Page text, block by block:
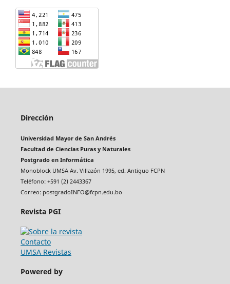
Dirección
Universidad Mayor de San Andrés
Facultad de Ciencias Puras y Naturales
Postgrado en Informática
Monoblock UMSA Av. Villazón 1995, ed. Antiguo FCPN
Teléfono: +591 (2) 2443367
Correo: postgradoINFO@fcpn.edu.bo
Revista PGI
Contacto
UMSA Revistas
Powered by